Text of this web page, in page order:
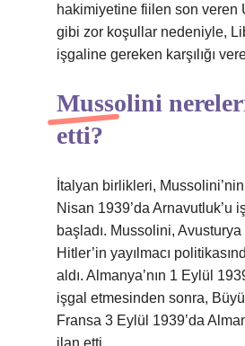
hakimiyetine fiilen son veren
gibi zor koşullar nedeniyle,
işgaline gereken karşılığı
Mussolini
etti?
İtalyan birlikleri,
Nisan 1939’da Arnavutluk’u
başladı. Mussolini,
Hitler’in yayılmacı
aldı. Almanya’nın 1 Eylül
işgal etmesinden sonra,
Fransa 3 Eylül 1939’da
ilan etti.